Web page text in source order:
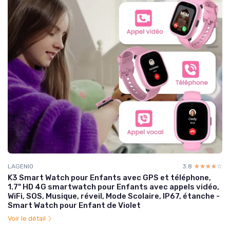
LAGENIO 3.8 ☆☆☆☆☆
★★★★★
K3 Smart Watch pour Enfants avec GPS et téléphone,
1.7" HD 4G smartwatch pour Enfants avec appels vidéo,
WiFi, SOS, Musique, réveil, Mode Scolaire, IP67, étanche -
Smart Watch pour Enfant de Violet
Voir le détail